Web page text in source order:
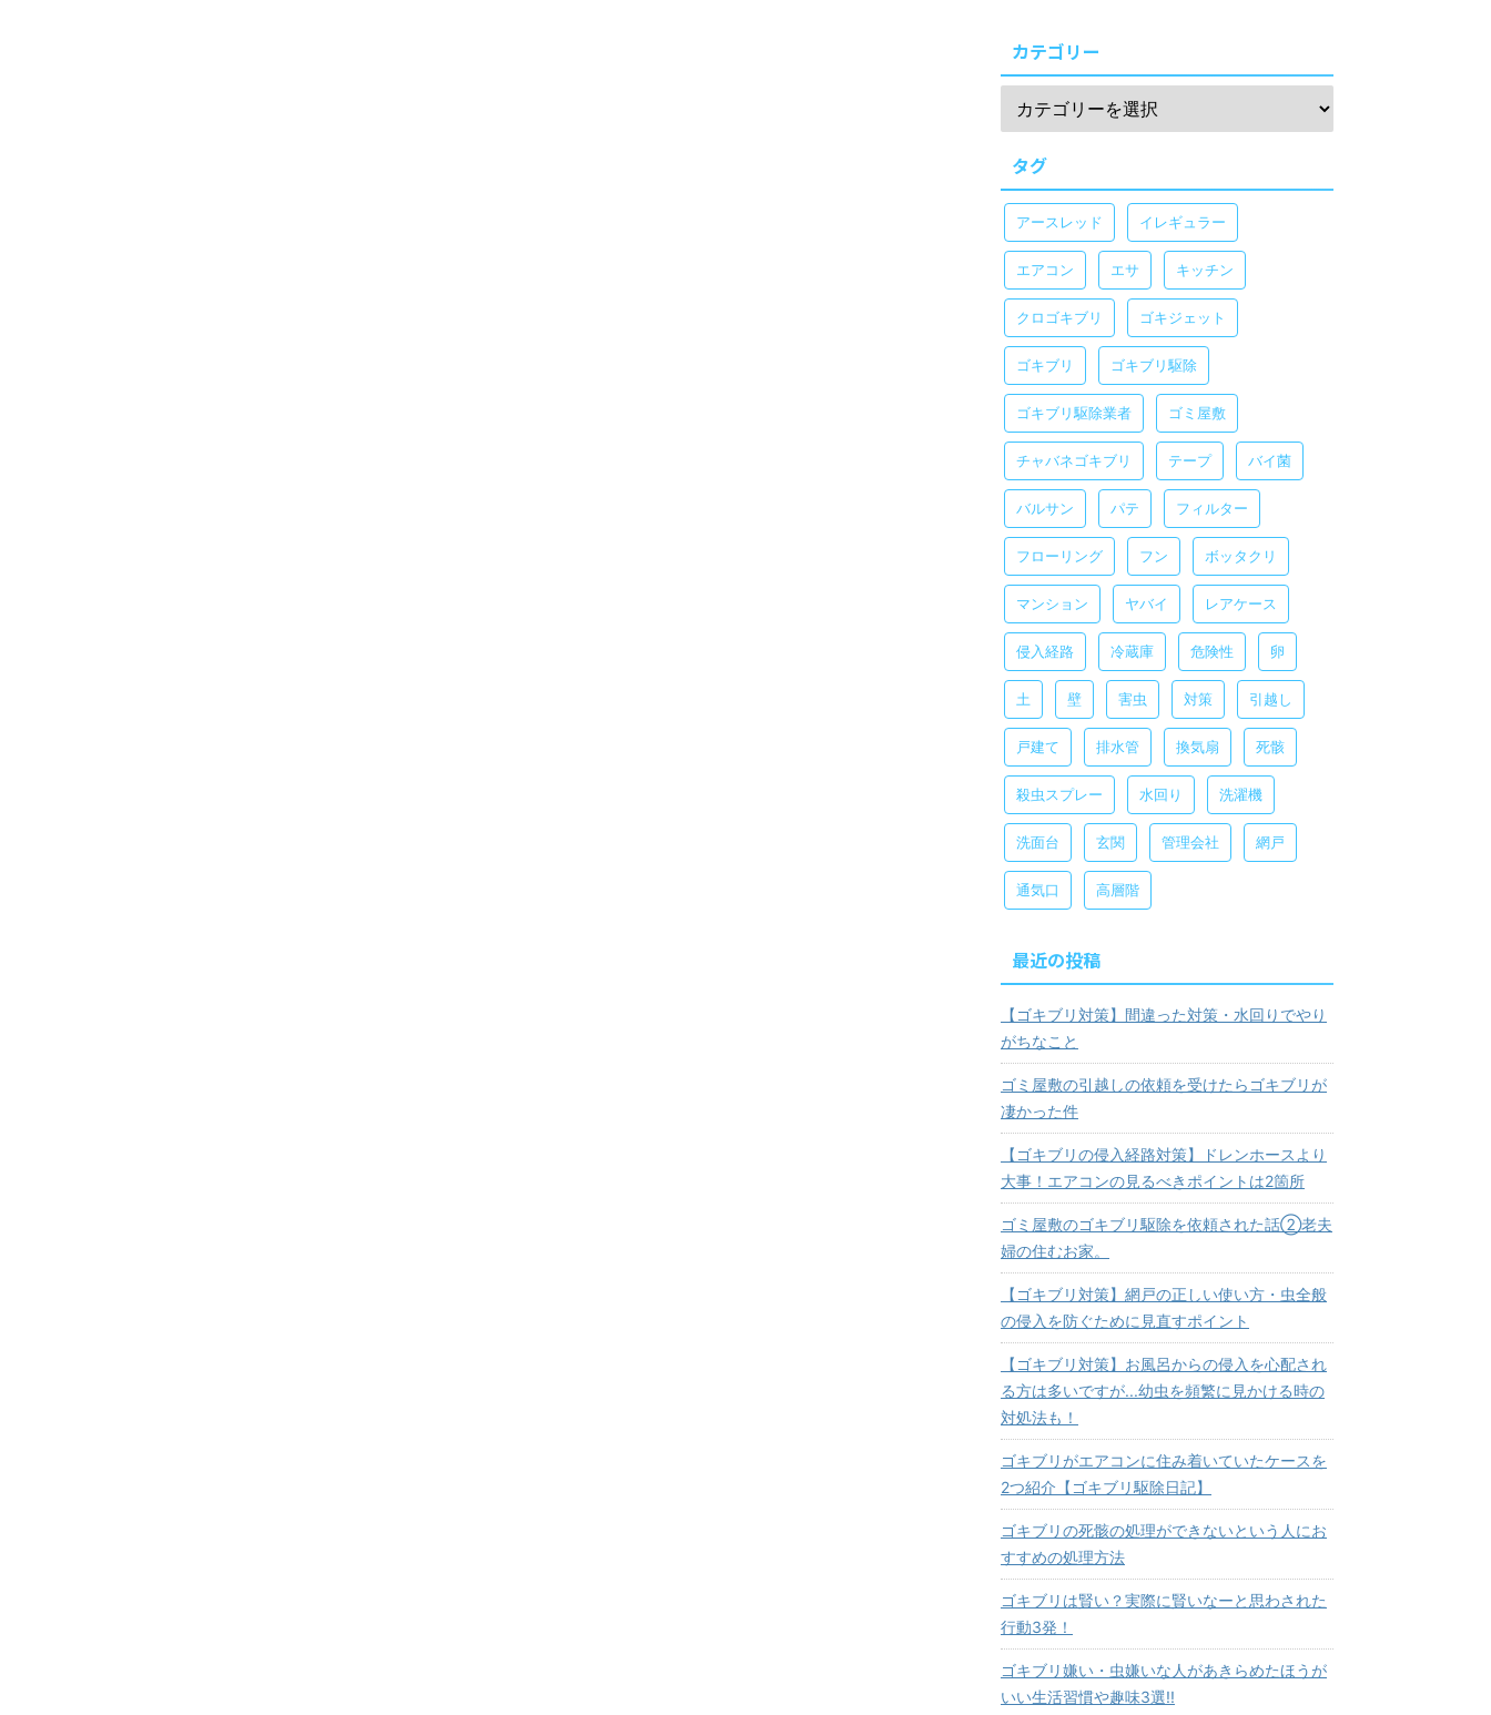
カテゴリー
タグ
アースレッド イレギュラー
エアコン エサ キッチン
クロゴキブリ ゴキジェット
ゴキブリ ゴキブリ駆除
ゴキブリ駆除業者 ゴミ屋敷
チャバネゴキブリ テープ バイ菌
バルサン パテ フィルター
フローリング フン ボッタクリ
マンション ヤバイ レアケース
侵入経路 冷蔵庫 危険性 卵
土 壁 害虫 対策 引越し
戸建て 排水管 換気扇 死骸
殺虫スプレー 水回り 洗濯機
洗面台 玄関 管理会社 網戸
通気口 高層階
最近の投稿
【ゴキブリ対策】間違った対策・水回りでやり
がちなこと
ゴミ屋敷の引越しの依頼を受けたらゴキブリが
凄かった件
【ゴキブリの侵入経路対策】ドレンホースより
大事！エアコンの見るべきポイントは2箇所
ゴミ屋敷のゴキブリ駆除を依頼された話②老夫
婦の住むお家。
【ゴキブリ対策】網戸の正しい使い方・虫全般
の侵入を防ぐために見直すポイント
【ゴキブリ対策】お風呂からの侵入を心配され
る方は多いですが...幼虫を頻繁に見かける時の
対処法も！
ゴキブリがエアコンに住み着いていたケースを
2つ紹介【ゴキブリ駆除日記】
ゴキブリの死骸の処理ができないという人にお
すすめの処理方法
ゴキブリは賢い？実際に賢いなーと思わされた
行動3発！
ゴキブリ嫌い・虫嫌いな人があきらめたほうが
いい生活習慣や趣味3選!!